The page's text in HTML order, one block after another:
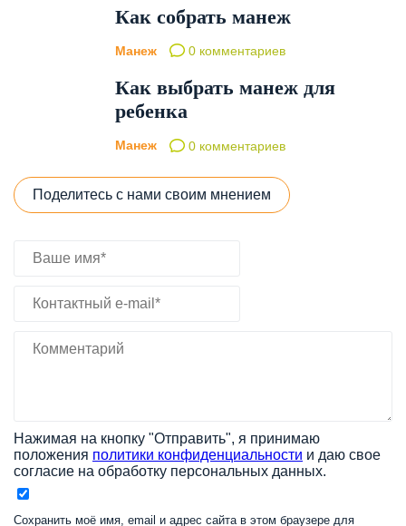
Как собрать манеж
Манеж 0 комментариев
Как выбрать манеж для
ребенка
Манеж 0 комментариев
Поделитесь с нами своим мнением
Нажимая на кнопку "Отправить", я принимаю
положения политики конфиденциальности и даю свое
согласие на обработку персональных данных.
Сохранить моё имя, email и адрес сайта в этом браузере для